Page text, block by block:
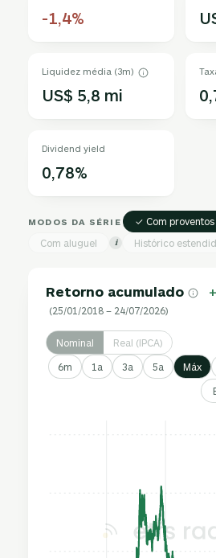
-1,4%
Liquidez média (3m)
US$ 5,8 mi
Dividend yield
0,78%
MODOS DA SÉRIE ✓ Com proventos
Com aluguel i Histórico
Retorno acumulado
(25/01/2018 – 24/07/2026)
Nominal Real (IPCA)
6m 1a 3a 5a Máx